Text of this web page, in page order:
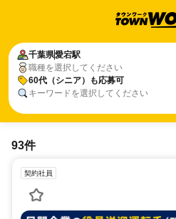
千葉県愛宕駅
職種を選択してください
60代（シニア）も応募可
キーワードを選択してください
93件
契約社員